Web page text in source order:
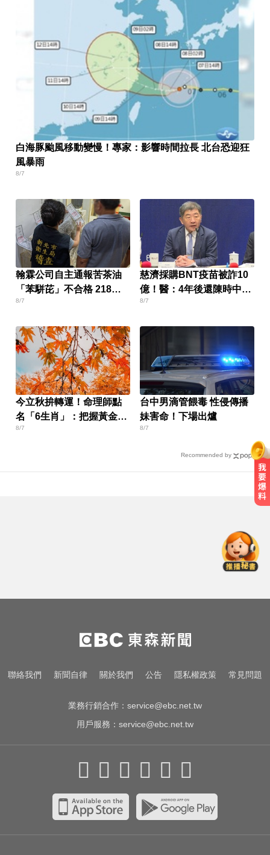
白海豚颱風移動變慢！專家：影響時間拉長 北台恐迎狂
風暴雨
8/7
翰霖公司自主通報苦茶油
「苯駢芘」不合格 218瓶
緊急下架
8/7
慈濟採購BNT疫苗被詐10
億！醫：4年後還陳時中清
白
8/7
今立秋拚轉運！命理師點
名「6生肖」：把握黃金7
天
8/7
台中男滴管餵毒 性侵傳播
妹害命！下場出爐
8/7
Recommended by
美性能房車
出國回台發燒狂拉！男竟罹傷寒 醫
示警：恐爆敗血症
白海豚颱風移動變慢！專家：影響
聯絡我們 新聞自律 關於我們 公告 隱私權政策 常見問題
業務行銷合作： service@ebc.net.tw
用戶服務： service@ebc.net.tw